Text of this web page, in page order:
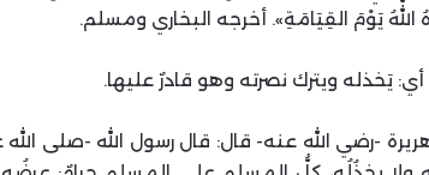
يَوْمَ القِيَامَةِ». أخرجه البخاري ومسلم.
يَخذله ويترك نصرته وهو قادرٌ عليها.
-رضي الله عنه- قال: قال رسول الله -صلى